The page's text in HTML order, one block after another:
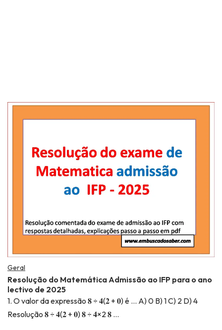
Geral
Resolução do Matemática Admissão ao IFP para o ano
lectivo de 2025
1. O valor da expressão 𝟖 ÷ 𝟒(𝟐 + 𝟎) é … A) 0 B) 1 C) 2 D) 4
Resolução 𝟖 ÷ 𝟒(𝟐 + 𝟎) 𝟖 ÷ 𝟒×2 𝟖 …